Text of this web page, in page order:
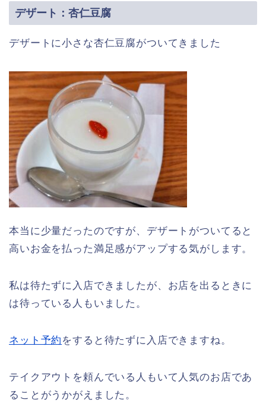
デザート：杏仁豆腐
デザートに小さな杏仁豆腐がついてきました
本当に少量だったのですが、デザートがついてると
高いお金を払った満足感がアップする気がします。
私は待たずに入店できましたが、お店を出るときに
は待っている人もいました。
ネット予約 をすると待たずに入店できますね。
テイクアウトを頼んでいる人もいて人気のお店であ
ることがうかがえました。